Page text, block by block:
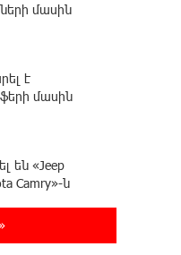
մասին
է
մասին
են «Jeep
Camry»-ն